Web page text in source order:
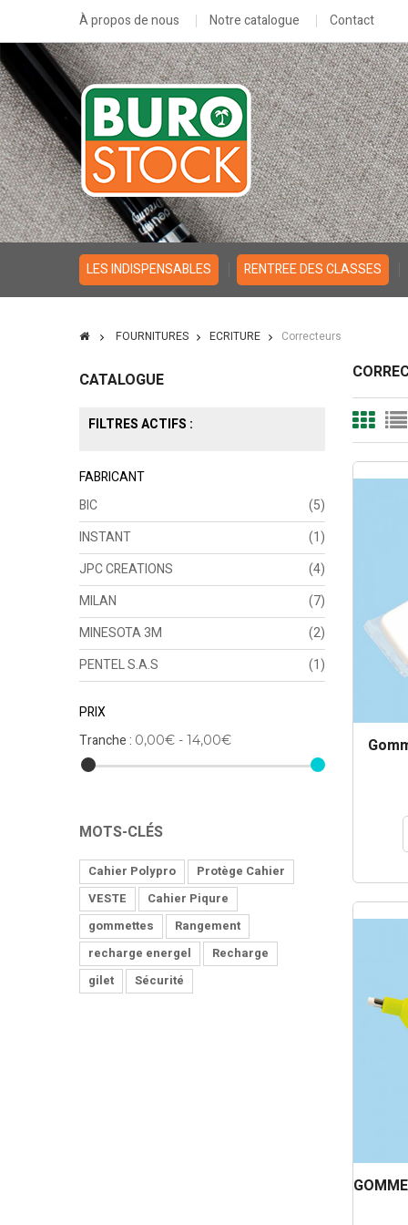
À propos de nous Notre catalogue Contact
LES INDISPENSABLES RENTREE DES CLASSES
FOURNITURES ECRITURE Correcteurs
CATALOGUE
FILTRES ACTIFS :
FABRICANT
BIC
(5)
INSTANT
(1)
JPC CREATIONS
(4)
MILAN
(7)
MINESOTA 3M
(2)
PENTEL S.A.S
(1)
PRIX
Tranche : 0,00€ - 14,00€
MOTS-CLÉS
Cahier Polypro
Protège Cahier
VESTE
Cahier Piqure
gommettes
Rangement
recharge energel
Recharge
gilet
Sécurité